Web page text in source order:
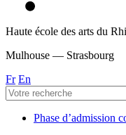
Haute école des arts du
Mulhouse — Strasbourg
Fr En
Phase d’admission